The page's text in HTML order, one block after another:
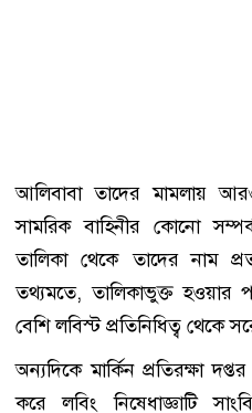
আলিবাবা তাদের মামলায়
সামরিক বাহিনীর কোনো
তালিকা থেকে তাদের নাম
তথ্যমতে, তালিকাভুক্ত হওয়ার
বেশি লবিস্ট প্রতিনিধিত্ব থেকে
অন্যদিকে মার্কিন প্রতিরক্ষা
করে লবিং নিষেধাজ্ঞাটি